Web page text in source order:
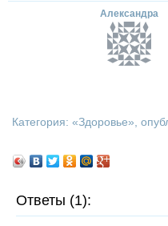
Александра
Категория: «Здоровье»,
Ответы (1):